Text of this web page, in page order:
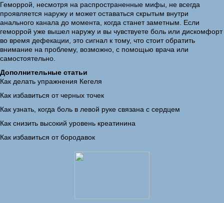
Геморрой, несмотря на распространенные мифы, не всегда
проявляется наружу и может оставаться скрытым внутри
анального канала до момента, когда станет заметным. Если
геморрой уже вышел наружу и вы чувствуете боль или дискомфорт
во время дефекации, это сигнал к тому, что стоит обратить
внимание на проблему, возможно, с помощью врача или
самостоятельно.
Дополнительные статьи
Как делать упражнения Кегеля
Как избавиться от черных точек
Как узнать, когда боль в левой руке связана с сердцем
Как снизить высокий уровень креатинина
Как избавиться от бородавок